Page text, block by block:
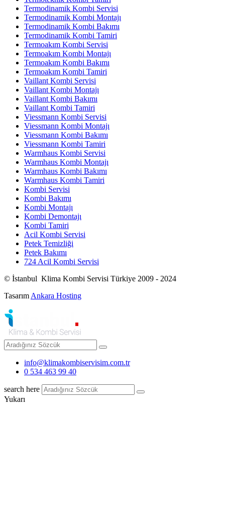
Termodinamik Kombi Servisi
Termodinamik Kombi Montajı
Termodinamik Kombi Bakımı
Termodinamik Kombi Tamiri
Termoakım Kombi Servisi
Termoakım Kombi Montajı
Termoakım Kombi Bakımı
Termoakım Kombi Tamiri
Vaillant Kombi Servisi
Vaillant Kombi Montajı
Vaillant Kombi Bakımı
Vaillant Kombi Tamiri
Viessmann Kombi Servisi
Viessmann Kombi Montajı
Viessmann Kombi Bakımı
Viessmann Kombi Tamiri
Warmhaus Kombi Servisi
Warmhaus Kombi Montajı
Warmhaus Kombi Bakımı
Warmhaus Kombi Tamiri
Kombi Servisi
Kombi Bakımı
Kombi Montajı
Kombi Demontajı
Kombi Tamiri
Acil Kombi Servisi
Petek Temizliği
Petek Bakımı
724 Acil Kombi Servisi
© İstanbul Klima Kombi Servisi Türkiye 2009 - 2024
TasarımAnkara Hosting
info@klimakombiservisim.com.tr
0 534 463 99 40
search here
Yukarı